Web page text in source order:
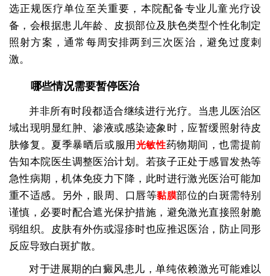
选正规医疗单位至关重要，本院配备专业儿童光疗设
备，会根据患儿年龄、皮损部位及肤色类型个性化制定
照射方案，通常每周安排两到三次医治，避免过度刺
激。
哪些情况需要暂停医治
并非所有时段都适合继续进行光疗。当患儿医治区
域出现明显红肿、渗液或感染迹象时，应暂缓照射待皮
肤修复。夏季暴晒后或服用 光敏性药物期间，也需提前
告知本院医生调整医治计划。若孩子正处于感冒发热等
急性病期，机体免疫力下降，此时进行激光医治可能加
重不适感。另外，眼周、口唇等黏膜部位的白斑需特别
谨慎，必要时配合遮光保护措施，避免激光直接照射脆
弱组织。皮肤有外伤或湿疹时也应推迟医治，防止同形
反应导致白斑扩散。
对于进展期的白癜风患儿，单纯依赖激光可能难以